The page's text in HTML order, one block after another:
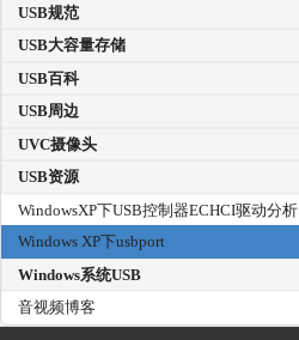
USB规范
USB大容量存储
USB百科
USB周边
UVC摄像头
USB资源
WindowsXP下USB控制器ECHCI驱动分析
Windows XP下usbport
Windows系统USB
音视频博客